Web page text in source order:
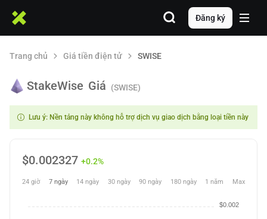
Đăng ký
Trang chủ Giá tiền điện tử SWISE
StakeWise Giá (SWISE)
Lưu ý: Nền tảng này không hỗ trợ dịch vụ giao dịch bằng loại tiền này
$0.002327 +0.2%
24 giờ 7 ngày 14 ngày 30 ngày 90 ngày 180 ngày 1 năm Max
$0.002